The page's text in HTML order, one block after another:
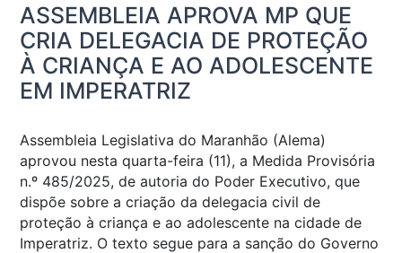
ASSEMBLEIA APROVA MP QUE
CRIA DELEGACIA DE PROTEÇÃO
À CRIANÇA E AO ADOLESCENTE
EM IMPERATRIZ
Assembleia Legislativa do Maranhão (Alema)
aprovou nesta quarta-feira (11), a Medida Provisória
n.º 485/2025, de autoria do Poder Executivo, que
dispõe sobre a criação da delegacia civil de
proteção à criança e ao adolescente na cidade de
Imperatriz. O texto segue para a sanção do Governo